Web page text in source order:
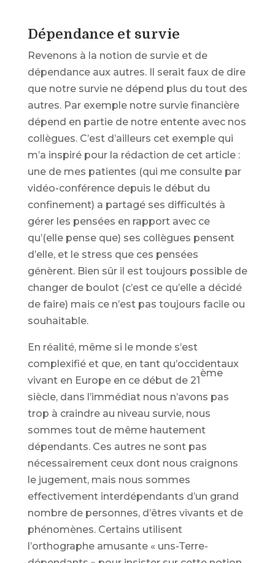
Dépendance et survie
Revenons à la notion de survie et de
dépendance aux autres. Il serait faux de dire
que notre survie ne dépend plus du tout des
autres. Par exemple notre survie financière
dépend en partie de notre entente avec nos
collègues. C’est d’ailleurs cet exemple qui
m’a inspiré pour la rédaction de cet article :
une de mes patientes (qui me consulte par
vidéo-conférence depuis le début du
confinement) a partagé ses difficultés à
gérer les pensées en rapport avec ce
qu’(elle pense que) ses collègues pensent
d’elle, et le stress que ces pensées
génèrent. Bien sûr il est toujours possible de
changer de boulot (c’est ce qu’elle a décidé
de faire) mais ce n’est pas toujours facile ou
souhaitable.
En réalité, même si le monde s’est
complexifié et que, en tant qu’occidentaux
vivant en Europe en ce début de 21
ème
siècle, dans l’immédiat nous n’avons pas
trop à craindre au niveau survie, nous
sommes tout de même hautement
dépendants. Ces autres ne sont pas
nécessairement ceux dont nous craignons
le jugement, mais nous sommes
effectivement interdépendants d’un grand
nombre de personnes, d’êtres vivants et de
phénomènes. Certains utilisent
l’orthographe amusante « uns-Terre-